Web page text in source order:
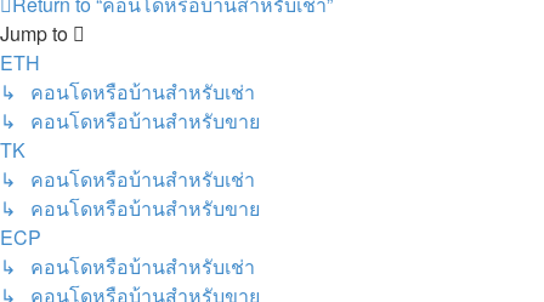
Jump to
ETH
↳ คอนโดหรือบ้านสำหรับเช่า
↳ คอนโดหรือบ้านสำหรับขาย
TK
↳ คอนโดหรือบ้านสำหรับเช่า
↳ คอนโดหรือบ้านสำหรับขาย
ECP
↳ คอนโดหรือบ้านสำหรับเช่า
↳ คอนโดหรือบ้านสำหรับขาย